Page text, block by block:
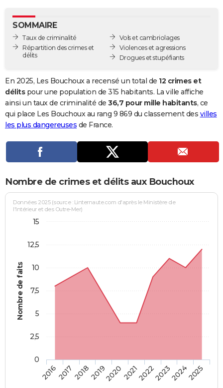
GUIDES D'ACHAT
BONS PLANS
Carte de Noël
Carte Bonne année
Carte Saint-Valentin
Carte Pâques
Carte d'anniversaire
DICTIONNAIRE
Dictionnaire
Biographies
Citations
Expressions
Proverbes
PROGRAMME TV
Se connecter
Entreprises
Service militaire
Avis de recherche
AVIS DE DÉCÈS
Bricolage
Lifestyle
Culture
Sport
Auto
Television
Voyage
Cinema
SOMMAIRE
Taux de criminalité
Répartition des crimes et
délits
Vols et cambriolages
Violences et agressions
Drogues et stupéfiants
En 2025, Les Bouchoux a recensé un total de 12 crimes et
délitspour une population de 315 habitants. La ville affiche
ainsi un taux de criminalité de 36,7 pour mille habitants, ce
qui place Les Bouchoux au rang 9 869 du classement des villes
les plus dangereuses de France.
Nombre de crimes et délits aux Bouchoux
Nombre de faits
Données 2025 (source : Linternaute.com d'après le Ministère de
l'Intérieur et des Outre-Mer)
2016201720182019202020212022202320242025
0
2,5
5
7,5
10
12,5
15